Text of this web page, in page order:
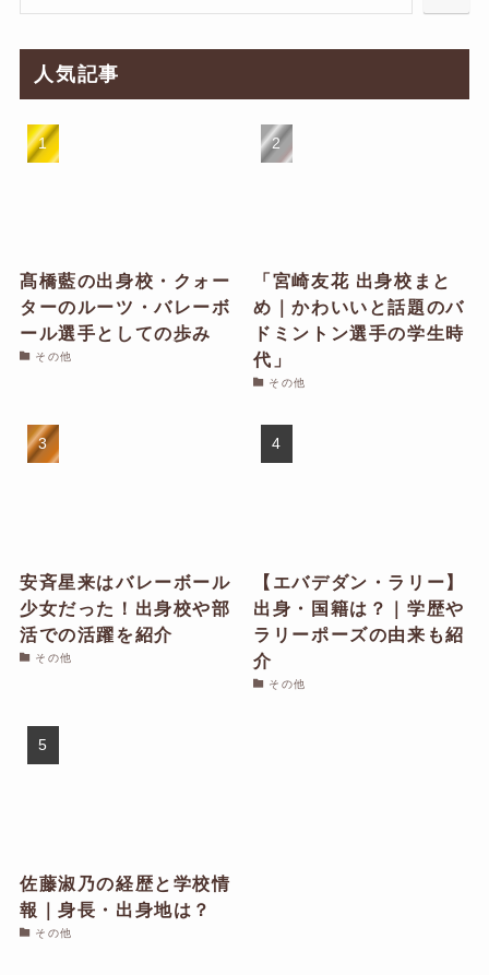
人気記事
髙橋藍の出身校・クォー
ターのルーツ・バレーボ
ール選手としての歩み
その他
「宮崎友花 出身校まと
め｜かわいいと話題のバ
ドミントン選手の学生時
代」
その他
安斉星来はバレーボール
少女だった！出身校や部
活での活躍を紹介
その他
【エバデダン・ラリー】
出身・国籍は？｜学歴や
ラリーポーズの由来も紹
介
その他
佐藤淑乃の経歴と学校情
報｜身長・出身地は？
その他